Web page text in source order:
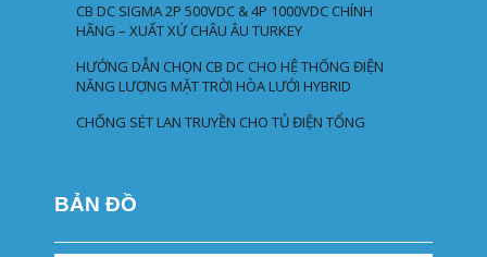
CB DC SIGMA 2P 500VDC & 4P 1000VDC CHÍNH
HÃNG – XUẤT XỨ CHÂU ÂU TURKEY
HƯỚNG DẪN CHỌN CB DC CHO HỆ THỐNG ĐIỆN
NĂNG LƯỢNG MẶT TRỜI HÒA LƯỚI HYBRID
CHỐNG SÉT LAN TRUYỀN CHO TỦ ĐIỆN TỔNG
BẢN ĐỒ